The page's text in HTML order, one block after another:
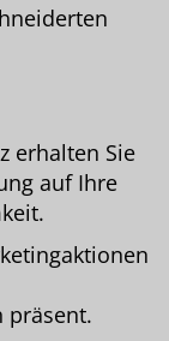
erhalten Sie
auf Ihre
präsent.